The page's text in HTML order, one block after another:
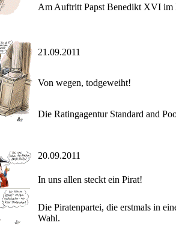
Am Auftritt Papst Benedikt XVI im
21.09.2011
Von wegen, todgeweiht!
Die Ratingagentur Standard and
20.09.2011
In uns allen steckt ein Pirat!
Die Piratenpartei, die erstmals in
Wahl.